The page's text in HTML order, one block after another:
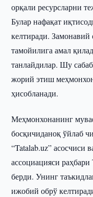
орқали ресурсларни
Булар нафақат
келтиради. Замонавий
тамойилига амал
танлайдилар. Шу
жорий этиш
ҳисобланади.
Меҳмонхонанинг
босқичиданоқ ўйлаб
“Tatalab.uz” асосчиси
ассоциацияси
берди. Унинг
ижобий обрў